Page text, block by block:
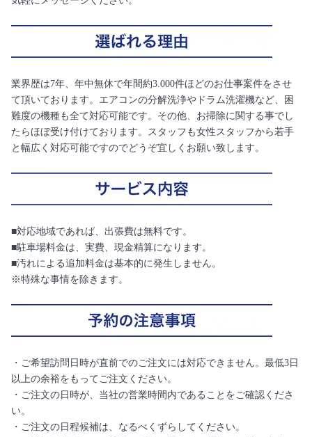
業界歴は7年、年中無休で年間約3.000件ほどのお仕事案件をさせ
て頂いております。エアコンの分解洗浄やドラム洗濯機など、困
難度の機種も全て対応可能です。その他、お掃除に関する事でし
たらほぼ受け付けております。スタッフも女性スタッフから若手
と幅広く対応可能ですのでどうぞ宜しくお願い致します。
■対応地域であれば、出張費は無料です。
■駐車場料金は、実費、現金精算になります。
■汚れによる追加料金は基本的に発生しません。
※特殊な事情を除きます。
・ご希望訪問日時が直前でのご注文には対応できません。最低3日
以上の余裕をもってご注文ください。
・ご注文の日時が、当社の営業時間内であることをご確認くださ
い。
・ご注文の日程候補は、なるべくずらしてください。